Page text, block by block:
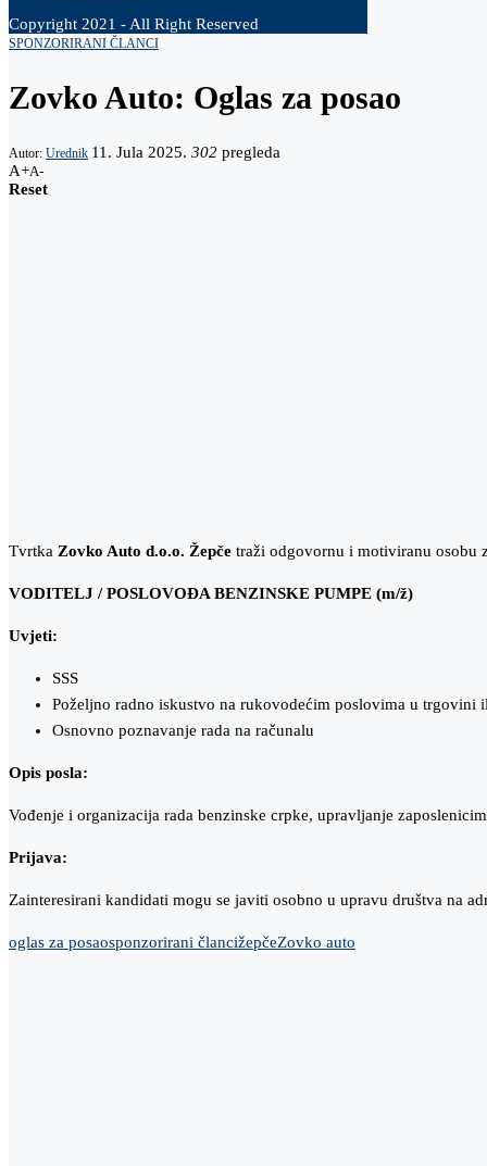
Copyright 2021 - All Right Reserved
SPONZORIRANI ČLANCI
Zovko Auto: Oglas za posao
Autor: Urednik 11. Jula 2025. 302 pregleda
A+A-
Reset
Tvrtka Zovko Auto d.o.o. Žepče traži odgovornu i motiviranu osobu
VODITELJ / POSLOVOĐA BENZINSKE PUMPE (m/ž)
Uvjeti:
SSS
Poželjno radno iskustvo na rukovodećim poslovima u trgovini
Osnovno poznavanje rada na računalu
Opis posla:
Vođenje i organizacija rada benzinske crpke, upravljanje
Prijava:
Zainteresirani kandidati mogu se javiti osobno u upravu društva na
oglas za posaosponzorirani člancižepčeZovko auto